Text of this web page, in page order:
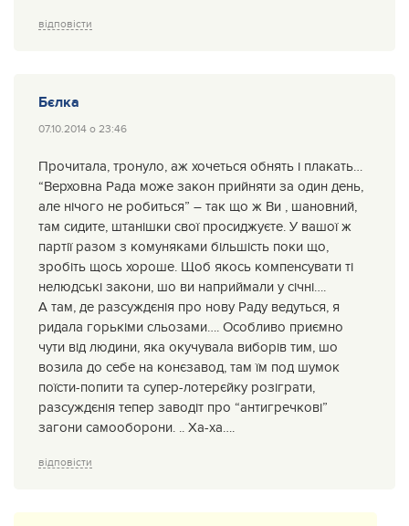
відповісти
Бєлка
07.10.2014 о 23:46
Прочитала, тронуло, аж хочеться обнять і плакать…
“Верховна Рада може закон прийняти за один день,
але нічого не робиться” – так що ж Ви , шановний,
там сидите, штанішки свої просиджуєте. У вашої ж
партії разом з комуняками більшість поки що,
зробіть щось хороше. Щоб якось компенсувати ті
нелюдські закони, шо ви наприймали у січні….
А там, де разсуждєнія про нову Раду ведуться, я
ридала горькіми сльозами…. Особливо приємно
чути від людини, яка окучувала виборів тим, шо
возила до себе на конєзавод, там їм под шумок
поїсти-попити та супер-лотерєйку розіграти,
разсуждєнія тепер заводіт про “антигречкові”
загони самооборони. .. Ха-ха….
відповісти